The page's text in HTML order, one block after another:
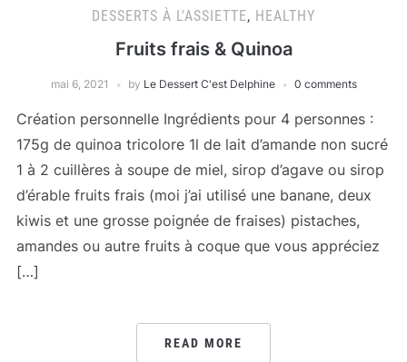
DESSERTS À L'ASSIETTE, HEALTHY
Fruits frais & Quinoa
mai 6, 2021 by Le Dessert C'est Delphine 0 comments
Création personnelle Ingrédients pour 4 personnes :
175g de quinoa tricolore 1l de lait d’amande non sucré
1 à 2 cuillères à soupe de miel, sirop d’agave ou sirop
d’érable fruits frais (moi j’ai utilisé une banane, deux
kiwis et une grosse poignée de fraises) pistaches,
amandes ou autre fruits à coque que vous appréciez
[…]
READ MORE